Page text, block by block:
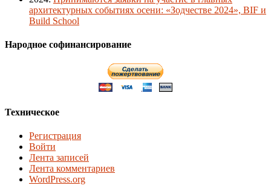
архитектурных событиях осени: «Зодчестве 2024», BIF и
Build School
Народное софинансирование
Техническое
Регистрация
Войти
Лента записей
Лента комментариев
WordPress.org